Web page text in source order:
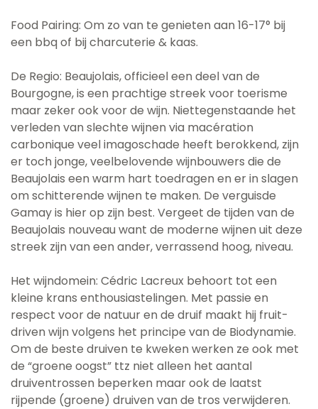
Food Pairing: Om zo van te genieten aan 16-17° bij
een bbq of bij charcuterie & kaas.
De Regio: Beaujolais, officieel een deel van de
Bourgogne, is een prachtige streek voor toerisme
maar zeker ook voor de wijn. Niettegenstaande het
verleden van slechte wijnen via macération
carbonique veel imagoschade heeft berokkend, zijn
er toch jonge, veelbelovende wijnbouwers die de
Beaujolais een warm hart toedragen en er in slagen
om schitterende wijnen te maken. De verguisde
Gamay is hier op zijn best. Vergeet de tijden van de
Beaujolais nouveau want de moderne wijnen uit deze
streek zijn van een ander, verrassend hoog, niveau.
Het wijndomein: Cédric Lacreux behoort tot een
kleine krans enthousiastelingen. Met passie en
respect voor de natuur en de druif maakt hij fruit-
driven wijn volgens het principe van de Biodynamie.
Om de beste druiven te kweken werken ze ook met
de “groene oogst” ttz niet alleen het aantal
druiventrossen beperken maar ook de laatst
rijpende (groene) druiven van de tros verwijderen.